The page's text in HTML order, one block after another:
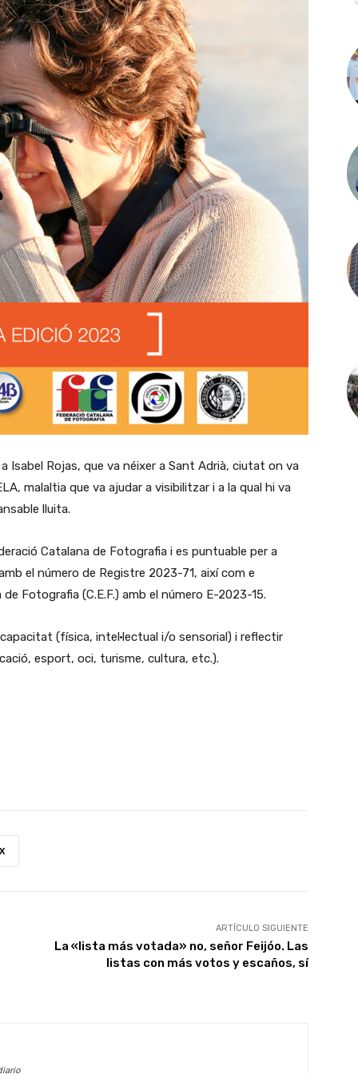
Rojas, que va néixer a Sant Adrià, ciutat on va
malaltia que va ajudar a visibilitzar i a la qual hi va
lluita.
Catalana de Fotografia i es puntuable per a
el número de Registre 2023-71, així com e
Fotografia (C.E.F.) amb el número E-2023-15.
(física, intel·lectual i/o sensorial) i reflectir
esport, oci, turisme, cultura, etc.).
X
ARTÍCULO SIGUIENTE
La «lista más votada» no, señor Feijóo. Las
listas con más votos y escaños, sí